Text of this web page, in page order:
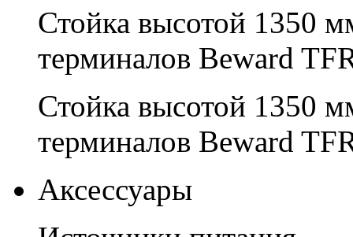
Стойка высотой 1350
терминалов Beward
Стойка высотой 1350
терминалов Beward
Аксессуары